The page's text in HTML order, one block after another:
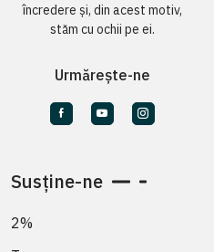
încredere și, din acest motiv,
stăm cu ochii pe ei.
Urmărește-ne
Susține-ne
2%